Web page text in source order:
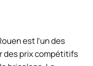
est l’un des
des prix compétitifs